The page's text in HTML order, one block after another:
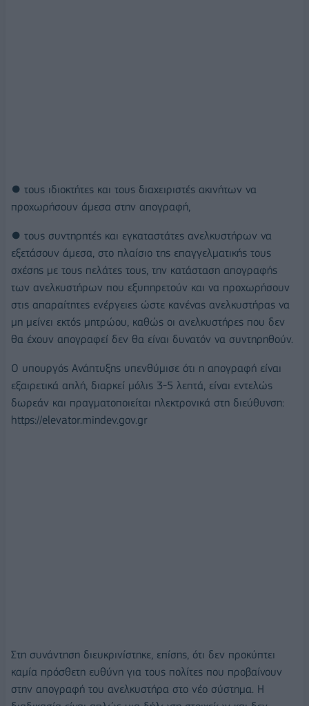
● τους ιδιοκτήτες και τους διαχειριστές ακινήτων να
προχωρήσουν άμεσα στην απογραφή,
● τους συντηρητές και εγκαταστάτες ανελκυστήρων να
εξετάσουν άμεσα, στο πλαίσιο της επαγγελματικής τους
σχέσης με τους πελάτες τους, την κατάσταση απογραφής
των ανελκυστήρων που εξυπηρετούν και να προχωρήσουν
στις απαραίτητες ενέργειες ώστε κανένας ανελκυστήρας να
μη μείνει εκτός μητρώου, καθώς οι ανελκυστήρες που δεν
θα έχουν απογραφεί δεν θα είναι δυνατόν να συντηρηθούν.
Ο υπουργός Ανάπτυξης υπενθύμισε ότι η απογραφή είναι
εξαιρετικά απλή, διαρκεί μόλις 3-5 λεπτά, είναι εντελώς
δωρεάν και πραγματοποιείται ηλεκτρονικά στη διεύθυνση:
https://elevator.mindev.gov.gr
Στη συνάντηση διευκρινίστηκε, επίσης, ότι δεν προκύπτει
καμία πρόσθετη ευθύνη για τους πολίτες που προβαίνουν
στην απογραφή του ανελκυστήρα στο νέο σύστημα. Η